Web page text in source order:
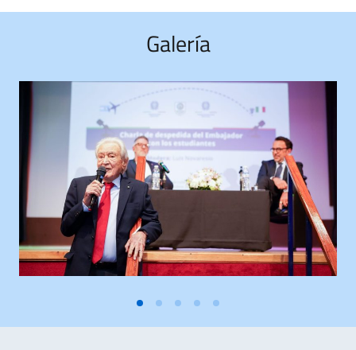
Galería